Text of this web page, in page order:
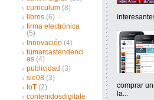
curriculum (8)
libros (6)
firma electrónica
(5)
Innovación (4)
tumarcastendenci
as (4)
publicidad (3)
sie08 (3)
IoT (2)
contenidosdigitale
comprar
la...